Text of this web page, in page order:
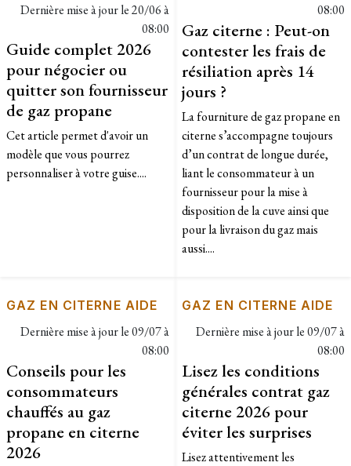
Dernière mise à jour le20/06 à
08:00
Guide complet 2026
pour négocier ou
quitter son fournisseur
de gaz propane
Cet article permet d'avoir un
modèle que vous pourrez
personnaliser à votre guise....
08:00
Gaz citerne : Peut-on
contester les frais de
résiliation après 14
jours ?
La fourniture de gaz propane en
citerne s’accompagne toujours
d’un contrat de longue durée,
liant le consommateur à un
fournisseur pour la mise à
disposition de la cuve ainsi que
pour la livraison du gaz mais
aussi....
GAZ EN CITERNE AIDE
Dernière mise à jour le09/07 à
08:00
Conseils pour les
consommateurs
chauffés au gaz
propane en citerne
2026
GAZ EN CITERNE AIDE
Dernière mise à jour le09/07 à
08:00
Lisez les conditions
générales contrat gaz
citerne 2026 pour
éviter les surprises
Lisez attentivement les